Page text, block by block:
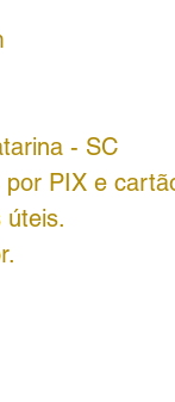
- SC
PIX e
úteis.